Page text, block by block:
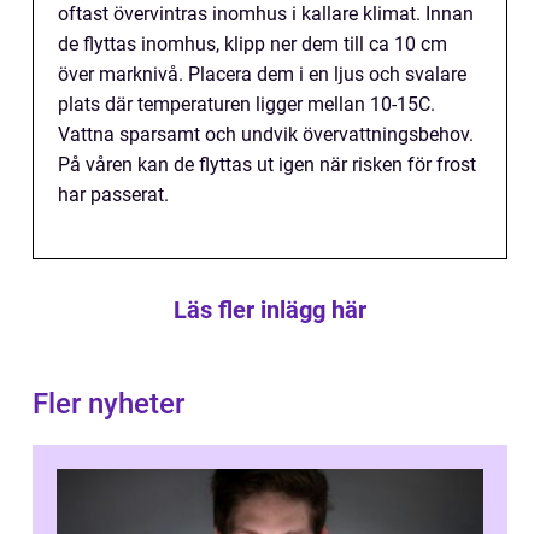
oftast övervintras inomhus i kallare klimat. Innan
de flyttas inomhus, klipp ner dem till ca 10 cm
över marknivå. Placera dem i en ljus och svalare
plats där temperaturen ligger mellan 10-15C.
Vattna sparsamt och undvik övervattningsbehov.
På våren kan de flyttas ut igen när risken för frost
har passerat.
Läs fler inlägg här
Fler nyheter